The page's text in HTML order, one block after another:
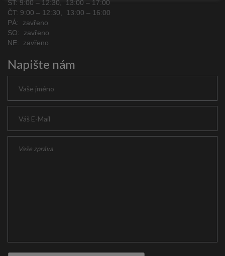
ST: 9:00 – 12:30, 13:00 – 17:00
ČT: 9:00 – 12:30, 13:00 – 16:00
PÁ: zavřeno
SO: zavřeno
NE: zavřeno
Napište nám